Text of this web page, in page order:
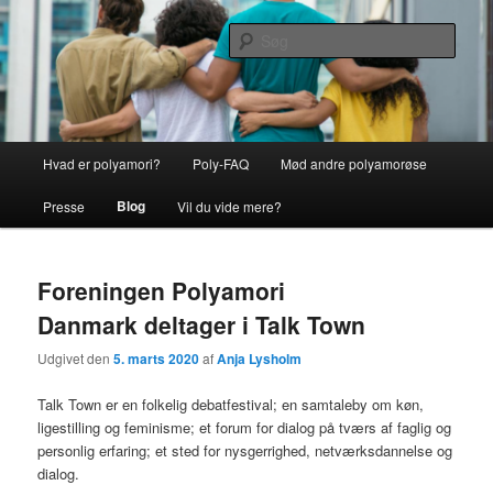
Fortsæt
til
primært
indhold
Fortsæt
til
sekundært
indhold
Polyamori
kærlighed til flere
Hvad er polyamori? Poly-FAQ Mød andre polyamorøse
Presse Blog Vil du vide mere?
Foreningen Polyamori
Danmark deltager i Talk Town
Udgivet den5. marts 2020afAnja Lysholm
Talk Town er en folkelig debatfestival; en samtaleby om køn,
ligestilling og feminisme; et forum for dialog på tværs af faglig og
personlig erfaring; et sted for nysgerrighed, netværksdannelse og
dialog.